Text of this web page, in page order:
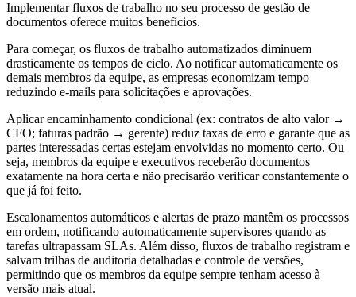
Implementar fluxos de trabalho no seu processo de gestão de
documentos oferece muitos benefícios.
Para começar, os fluxos de trabalho automatizados diminuem
drasticamente os tempos de ciclo. Ao notificar automaticamente os
demais membros da equipe, as empresas economizam tempo
reduzindo e-mails para solicitações e aprovações.
Aplicar encaminhamento condicional (ex: contratos de alto valor →
CFO; faturas padrão → gerente) reduz taxas de erro e garante que as
partes interessadas certas estejam envolvidas no momento certo. Ou
seja, membros da equipe e executivos receberão documentos
exatamente na hora certa e não precisarão verificar constantemente o
que já foi feito.
Escalonamentos automáticos e alertas de prazo mantêm os processos
em ordem, notificando automaticamente supervisores quando as
tarefas ultrapassam SLAs. Além disso, fluxos de trabalho registram e
salvam trilhas de auditoria detalhadas e controle de versões,
permitindo que os membros da equipe sempre tenham acesso à
versão mais atual.